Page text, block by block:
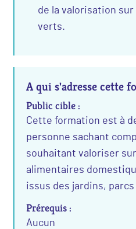
de la valorisation
verts.
A qui s'adresse cette
Public cible :
Cette formation est à
personne sachant
souhaitant valoriser
alimentaires
issus des jardins,
Prérequis :
Aucun